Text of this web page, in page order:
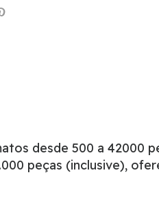
desde 500 a 42000
peças (inclusive),